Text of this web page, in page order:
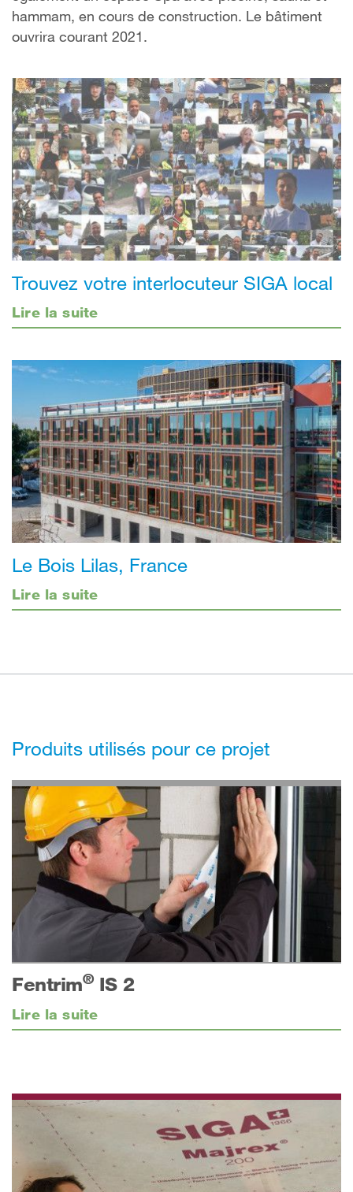
hammam, en cours de construction. Le bâtiment
ouvrira courant 2021.
Trouvez votre interlocuteur SIGA local
Lire la suite
Le Bois Lilas, France
Lire la suite
Produits utilisés pour ce projet
Fentrim®IS 2
Lire la suite